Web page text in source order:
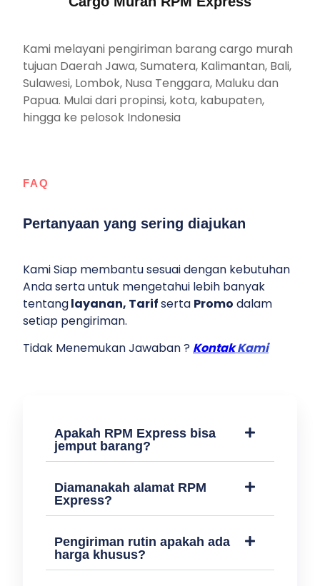
Kami melayani pengiriman barang cargo murah
tujuan Daerah Jawa, Sumatera, Kalimantan, Bali,
Sulawesi, Lombok, Nusa Tenggara, Maluku dan
Papua. Mulai dari propinsi, kota, kabupaten,
hingga ke pelosok Indonesia
FAQ
Pertanyaan yang sering diajukan
Kami Siap membantu sesuai dengan kebutuhan
Anda serta untuk mengetahui lebih banyak
tentanglayanan, Tarifserta Promo dalam
setiap pengiriman.
Tidak Menemukan Jawaban ? KontakKami
Apakah RPM Express bisa
jemput barang?
Diamanakah alamat RPM
Express?
Pengiriman rutin apakah ada
harga khusus?